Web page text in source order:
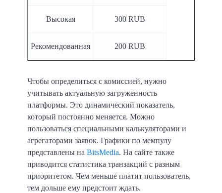
Высокая 300 RUB
Рекомендованная 200 RUB
Чтобы определиться с комиссией, нужно
учитывать актуальную загруженность
платформы. Это динамический показатель,
который постоянно меняется. Можно
пользоваться специальными калькуляторами и
агрегаторами заявок. Графики по мемпулу
представлены на BitsMedia. На сайте также
приводится статистика транзакций с разным
приоритетом. Чем меньше платит пользователь,
тем дольше ему предстоит ждать.